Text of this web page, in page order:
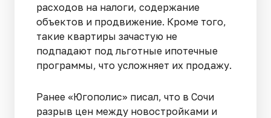
расходов на налоги, содержание
объектов и продвижение. Кроме того,
такие квартиры зачастую не
подпадают под льготные ипотечные
программы, что усложняет их продажу.
Ранее «Югополис» писал, что в Сочи
разрыв цен между новостройками и